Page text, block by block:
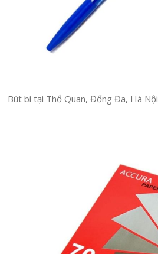
Bút bi tại Thổ Quan, Đống Đa, Hà Nội